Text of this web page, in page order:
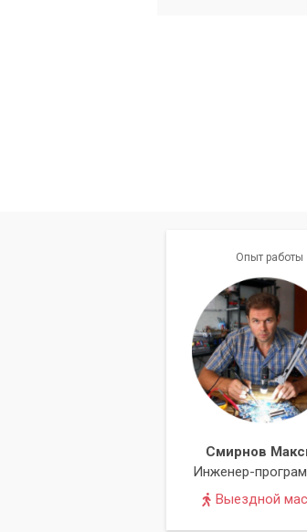
Опыт работы
Смирнов
Инженер-
Выездной